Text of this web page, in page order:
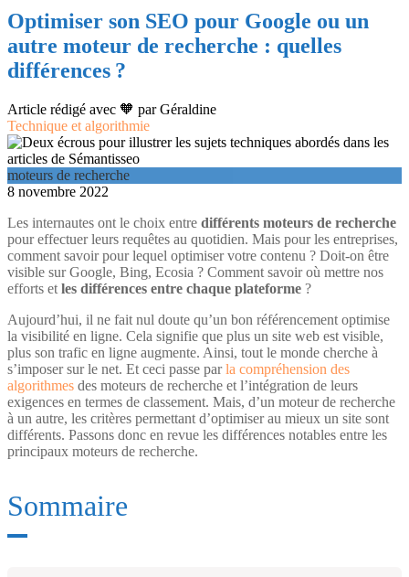
Optimiser son SEO pour Google ou un
autre moteur de recherche : quelles
différences ?
Article rédigé avec 🧡 parGéraldine
Technique et algorithmie
moteurs de recherche
8 novembre 2022
Les internautes ont le choix entre différents moteurs de recherche
pour effectuer leurs requêtes au quotidien. Mais pour les entreprises,
comment savoir pour lequel optimiser votre contenu ? Doit-on être
visible sur Google, Bing, Ecosia ? Comment savoir où mettre nos
efforts et les différences entre chaque plateforme ?
Aujourd’hui, il ne fait nul doute qu’un bon référencement optimise
la visibilité en ligne. Cela signifie que plus un site web est visible,
plus son trafic en ligne augmente. Ainsi, tout le monde cherche à
s’imposer sur le net. Et ceci passe parla compréhension des
algorithmes des moteurs de recherche et l’intégration de leurs
exigences en termes de classement. Mais, d’un moteur de recherche
à un autre, les critères permettant d’optimiser au mieux un site sont
différents. Passons donc en revue les différences notables entre les
principaux moteurs de recherche.
Sommaire